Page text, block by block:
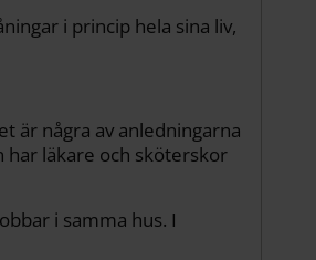
i princip hela sina liv,
är några av anledningarna
har läkare och sköterskor
i samma hus. I